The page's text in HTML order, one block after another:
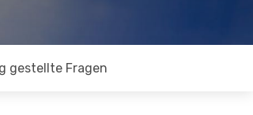
gestellte Fragen